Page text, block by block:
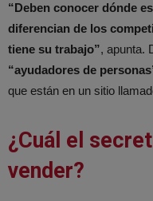
“Deben conocer dónde
diferencian de los
tiene su trabajo”, apunta.
“ayudadores de
que están en un sitio
¿Cuál el
vender?